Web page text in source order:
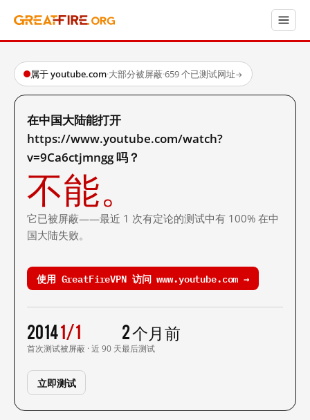
属于 youtube.com·大部分被屏蔽·659 个已测试网址→
在中国大陆能打开
https://www.youtube.com/watch?
v=9Ca6ctjmngg 吗？
不能。
它已被屏蔽——最近 1 次有定论的测试中有 100% 在中
国大陆失败。
使用 GreatFireVPN 访问 www.youtube.com →
2014
首次测试
1/1
被屏蔽 · 近 90 天
2 个月前
最后测试
立即测试